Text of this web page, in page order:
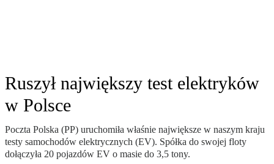
Ruszył największy test elektryków
w Polsce
Poczta Polska (PP) uruchomiła właśnie największe w naszym kraju
testy samochodów elektrycznych (EV). Spółka do swojej floty
dołączyła 20 pojazdów EV o masie do 3,5 tony.